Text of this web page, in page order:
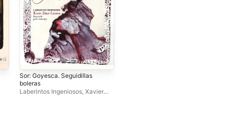
Sor: Goyesca. Seguidillas
boleras
Laberintos Ingeniosos ,Xavier